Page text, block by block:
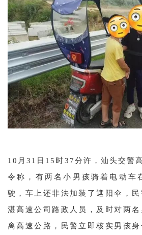
10月31日15时37分许，汕头交警
令称，有两名小男孩骑着电动车
驶，车上还非法加装了遮阳伞，
湛高速公司路政人员，及时对两
离高速公路，民警立即核实男孩